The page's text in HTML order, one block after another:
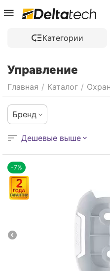
Категории
Управление
Главная / Каталог /
Бренд
Дешевые выше
-7%